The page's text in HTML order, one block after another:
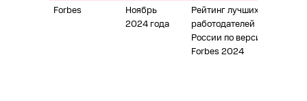
Forbes
Ноябрь
2024 года
Рейтинг лучших
работодателей
России по версии
Forbes 2024